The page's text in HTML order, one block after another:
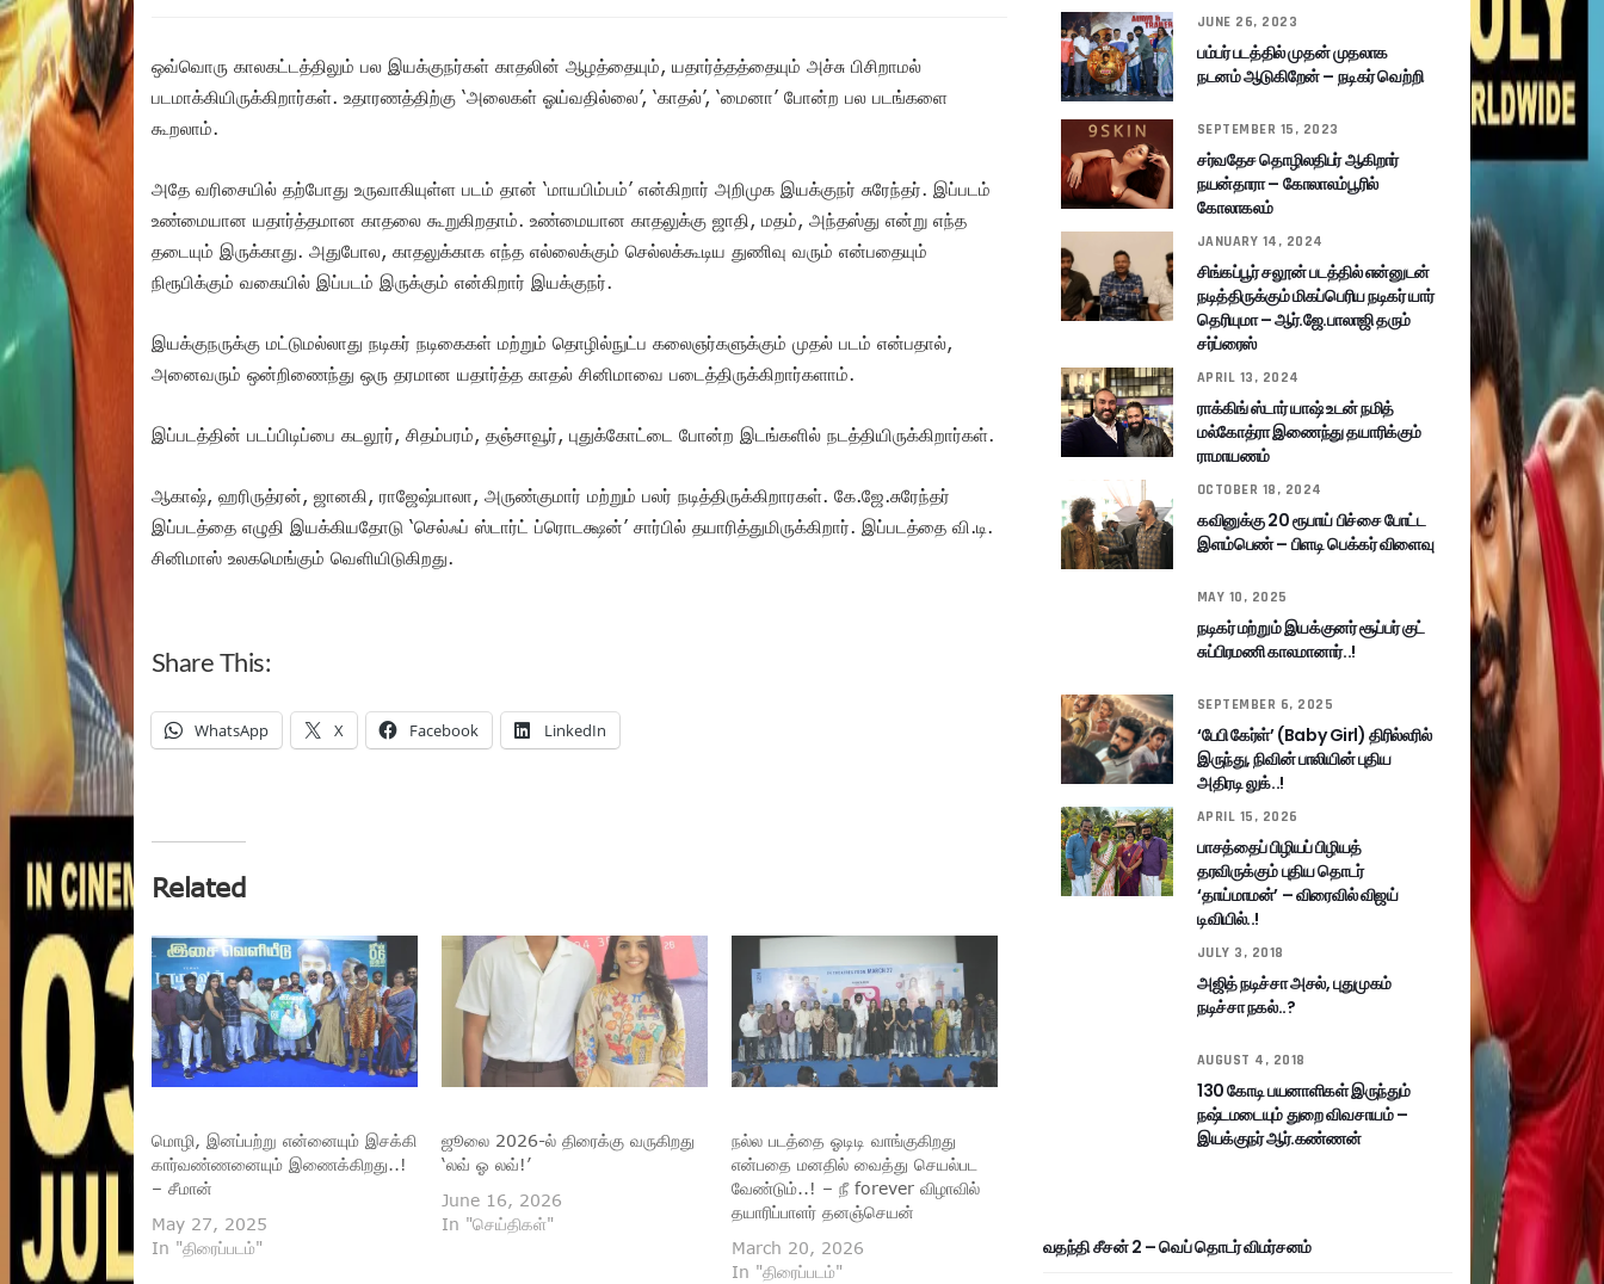
ஒவ்வொரு காலகட்டத்திலும் பல இயக்குநர்கள் காதலின் ஆழத்தையும், யதார்த்தத்தையும் அச்சு பிசிறாமல்
படமாக்கியிருக்கிறார்கள். உதாரணத்திற்கு ‘அலைகள் ஓய்வதில்லை’, ‘காதல்’, ‘மைனா’ போன்ற பல படங்களை
கூறலாம்.
அதே வரிசையில் தற்போது உருவாகியுள்ள படம் தான் ‘மாயபிம்பம்’ என்கிறார் அறிமுக இயக்குநர் சுரேந்தர். இப்படம்
உண்மையான யதார்த்தமான காதலை கூறுகிறதாம். உண்மையான காதலுக்கு ஜாதி, மதம், அந்தஸ்து என்று எந்த
தடையும் இருக்காது. அதுபோல, காதலுக்காக எந்த எல்லைக்கும் செல்லக்கூடிய துணிவு வரும் என்பதையும்
நிரூபிக்கும் வகையில் இப்படம் இருக்கும் என்கிறார் இயக்குநர்.
இயக்குநருக்கு மட்டுமல்லாது நடிகர் நடிகைகள் மற்றும் தொழில்நுட்ப கலைஞர்களுக்கும் முதல் படம் என்பதால்,
அனைவரும் ஒன்றிணைந்து ஒரு தரமான யதார்த்த காதல் சினிமாவை படைத்திருக்கிறார்களாம்.
இப்படத்தின் படப்பிடிப்பை கடலூர், சிதம்பரம், தஞ்சாவூர், புதுக்கோட்டை போன்ற இடங்களில் நடத்தியிருக்கிறார்கள்.
ஆகாஷ், ஹரிருத்ரன், ஜானகி, ராஜேஷ்பாலா, அருண்குமார் மற்றும் பலர் நடித்திருக்கிறாரகள். கே.ஜே.சுரேந்தர்
இப்படத்தை எழுதி இயக்கியதோடு ‘செல்ஃப் ஸ்டார்ட் ப்ரொடக்ஷன்’ சார்பில் தயாரித்துமிருக்கிறார். இப்படத்தை வி.டி.
சினிமாஸ் உலகமெங்கும் வெளியிடுகிறது.
Share This:
WhatsApp X Facebook LinkedIn
Related
மொழி, இனப்பற்று என்னையும் இசக்கி
கார்வண்ணனையும் இணைக்கிறது..!
– சீமான்
May 27, 2025
In "திரைப்படம்"
ஜூலை 2026-ல் திரைக்கு வருகிறது
‘லவ் ஓ லவ்!’
June 16, 2026
In "செய்திகள்"
நல்ல படத்தை ஓடிடி வாங்குகிறது
என்பதை மனதில் வைத்து செயல்பட
வேண்டும்..! – நீ forever விழாவில்
தயாரிப்பாளர் தனஞ்செயன்
March 20, 2026
In "திரைப்படம்"
JUNE 26, 2023
பம்பர் படத்தில் முதன் முதலாக
நடனம் ஆடுகிறேன் – நடிகர் வெற்றி
SEPTEMBER 15, 2023
சர்வதேச தொழிலதிபர் ஆகிறார்
நயன்தாரா – கோலாலம்பூரில்
கோலாகலம்
JANUARY 14, 2024
சிங்கப்பூர் சலூன் படத்தில் என்னுடன்
நடித்திருக்கும் மிகப்பெரிய நடிகர் யார்
தெரியுமா – ஆர்.ஜே.பாலாஜி தரும்
சர்ப்ரைஸ்
APRIL 13, 2024
ராக்கிங் ஸ்டார் யாஷ் உடன் நமித்
மல்கோத்ரா இணைந்து தயாரிக்கும்
ராமாயணம்
OCTOBER 18, 2024
கவினுக்கு 20 ரூபாய் பிச்சை போட்ட
இளம்பெண் – பிளடி பெக்கர் விளைவு
MAY 10, 2025
நடிகர் மற்றும் இயக்குனர் சூப்பர் குட்
சுப்பிரமணி காலமானார்..!
SEPTEMBER 6, 2025
‘பேபி கேர்ள்’ (Baby Girl) திரில்லரில்
இருந்து, நிவின் பாலியின் புதிய
அதிரடி லுக்..!
APRIL 15, 2026
பாசத்தைப் பிழியப் பிழியத்
தரவிருக்கும் புதிய தொடர்
‘தாய்மாமன்’ – விரைவில் விஜய்
டிவியில்..!
JULY 3, 2018
அஜித் நடிச்சா அசல், புதுமுகம்
நடிச்சா நகல்..?
AUGUST 4, 2018
130 கோடி பயனாளிகள் இருந்தும்
நஷ்டமடையும் துறை விவசாயம் –
இயக்குநர் ஆர்.கண்ணன்
வதந்தி சீசன் 2 – வெப் தொடர் விமர்சனம்